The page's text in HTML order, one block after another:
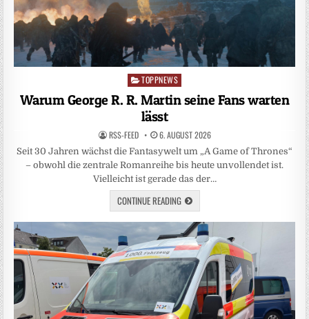
Posted
in
TOPPNEWS
Warum George R. R. Martin seine Fans warten
lässt
RSS-FEED 6. AUGUST 2026
Seit 30 Jahren wächst die Fantasywelt um „A Game of Thrones“
– obwohl die zentrale Romanreihe bis heute unvollendet ist.
Vielleicht ist gerade das der…
CONTINUE READING